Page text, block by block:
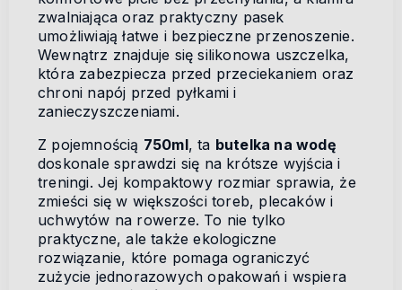
zwalniająca oraz praktyczny pasek
umożliwiają łatwe i bezpieczne przenoszenie.
Wewnątrz znajduje się silikonowa uszczelka,
która zabezpiecza przed przeciekaniem oraz
chroni napój przed pyłkami i
zanieczyszczeniami.
Z pojemnością 750ml, ta butelka na wodę
doskonale sprawdzi się na krótsze wyjścia i
treningi. Jej kompaktowy rozmiar sprawia, że
zmieści się w większości toreb, plecaków i
uchwytów na rowerze. To nie tylko
praktyczne, ale także ekologiczne
rozwiązanie, które pomaga ograniczyć
zużycie jednorazowych opakowań i wspiera